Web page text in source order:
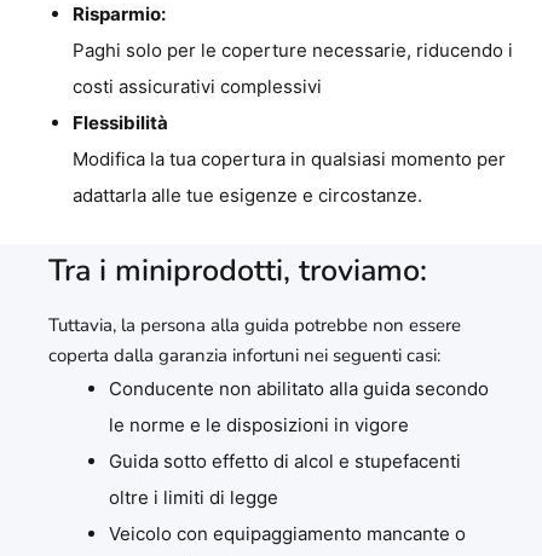
Risparmio:
Paghi solo per le coperture necessarie, riducendo i
costi assicurativi complessivi
Flessibilità
Modifica la tua copertura in qualsiasi momento per
adattarla alle tue esigenze e circostanze.
Tra i miniprodotti, troviamo:
Tuttavia, la persona alla guida potrebbe non essere
coperta dalla garanzia infortuni nei seguenti casi:
Conducente non abilitato alla guida secondo
le norme e le disposizioni in vigore
Guida sotto effetto di alcol e stupefacenti
oltre i limiti di legge
Veicolo con equipaggiamento mancante o